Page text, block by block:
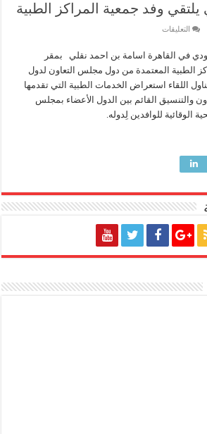
وفد جمعية المراكز الطبية
التعليقاتعلى
يلتقي
جمعية
المراكز
الطبية
مغلقة
في القاهرة اسامة بن احمد نقلي بمقر
الطبية المعتمدة من دول مجلس التعاون لدول
اللقاء استعراض الخدمات الطبية التي تقدمها
والتنسيق القائم بين الدول الأعضاء بمجلس
الوقائية للوافدين لِدوله.